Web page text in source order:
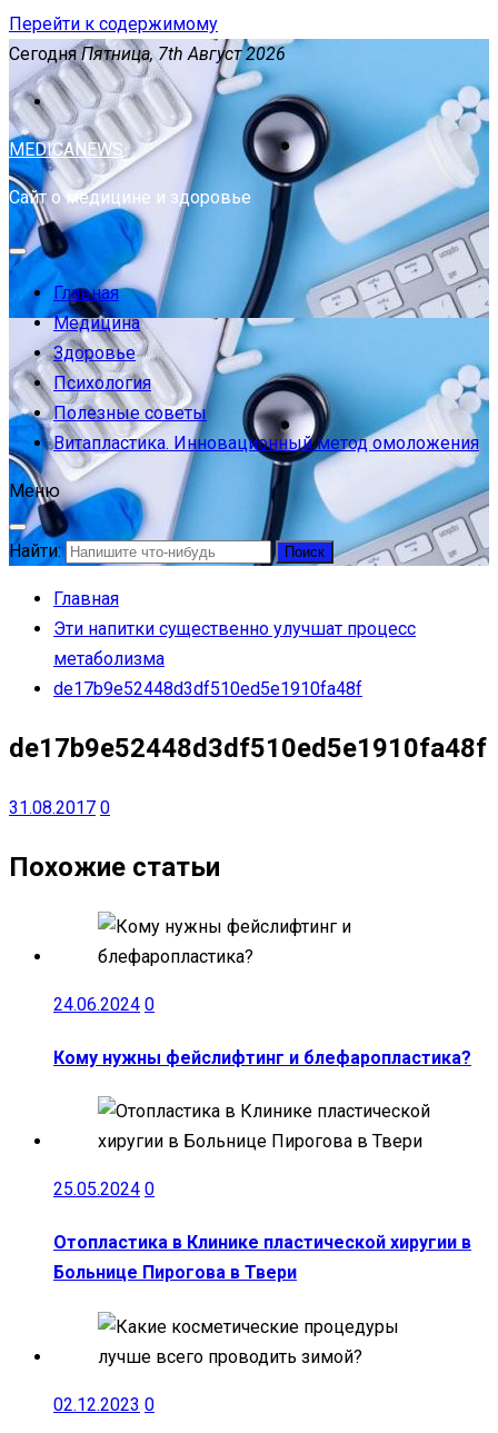
Перейти к содержимому
Сегодня Пятница, 7th Август 2026
MEDICANEWS
Сайт о медицине и здоровье
Главная
Медицина
Здоровье
Психология
Полезные советы
Витапластика. Инновационный метод омоложения
Меню
Найти:
Главная
Эти напитки существенно улучшат процесс
метаболизма
de17b9e52448d3df510ed5e1910fa48f
de17b9e52448d3df510ed5e1910fa48f
31.08.2017 0
Похожие статьи
24.06.2024 0
Кому нужны фейслифтинг и блефаропластика?
25.05.2024 0
Отопластика в Клинике пластической хиругии в
Больнице Пирогова в Твери
02.12.2023 0